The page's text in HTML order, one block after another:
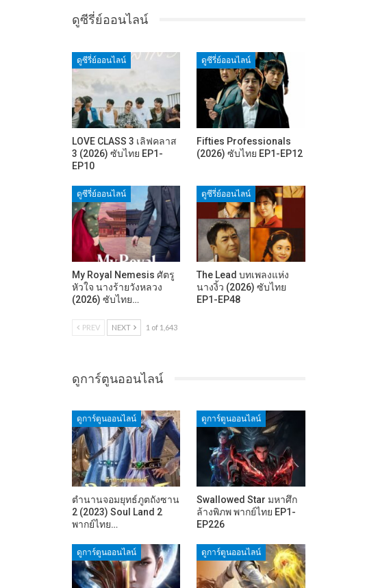
ดูซีรี่ย์ออนไลน์
ดูซีรี่ย์ออนไลน์
LOVE CLASS 3 เลิฟคลาส
3 (2026) ซับไทย EP1-
EP10
ดูซีรี่ย์ออนไลน์
Fifties Professionals
(2026) ซับไทย EP1-EP12
ดูซีรี่ย์ออนไลน์
My Royal Nemesis ศัตรู
หัวใจ นางร้ายวังหลวง
(2026) ซับไทย…
ดูซีรี่ย์ออนไลน์
The Lead บทเพลงแห่ง
นางงิ้ว (2026) ซับไทย
EP1-EP48
PREV NEXT 1 of 1,643
ดูการ์ตูนออนไลน์
ดูการ์ตูนออนไลน์
ตำนานจอมยุทธ์ภูตถังซาน
2 (2023) Soul Land 2
พากย์ไทย…
ดูการ์ตูนออนไลน์
Swallowed Star มหาศึก
ล้างพิภพ พากย์ไทย EP1-
EP226
ดูการ์ตูนออนไลน์ ดูการ์ตูนออนไลน์